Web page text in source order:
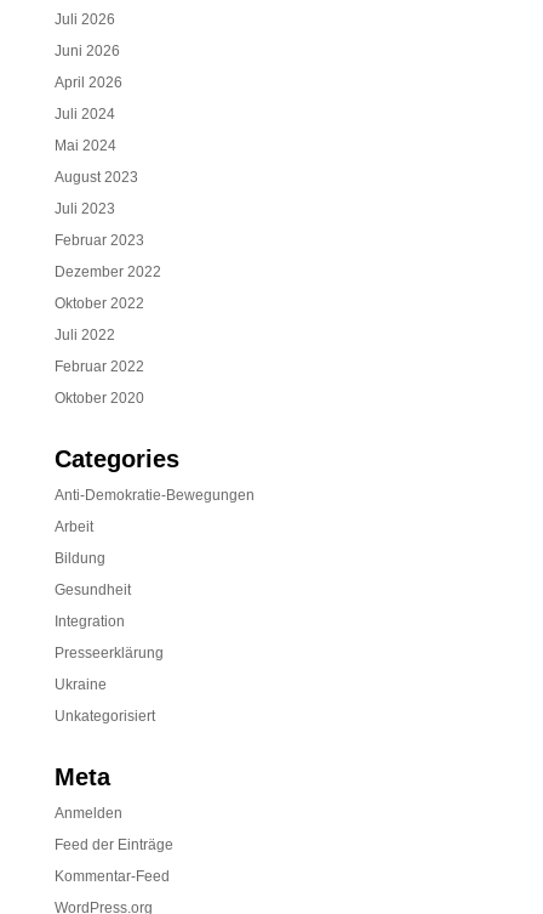
Juli 2026
Juni 2026
April 2026
Juli 2024
Mai 2024
August 2023
Juli 2023
Februar 2023
Dezember 2022
Oktober 2022
Juli 2022
Februar 2022
Oktober 2020
Categories
Anti-Demokratie-Bewegungen
Arbeit
Bildung
Gesundheit
Integration
Presseerklärung
Ukraine
Unkategorisiert
Meta
Anmelden
Feed der Einträge
Kommentar-Feed
WordPress.org